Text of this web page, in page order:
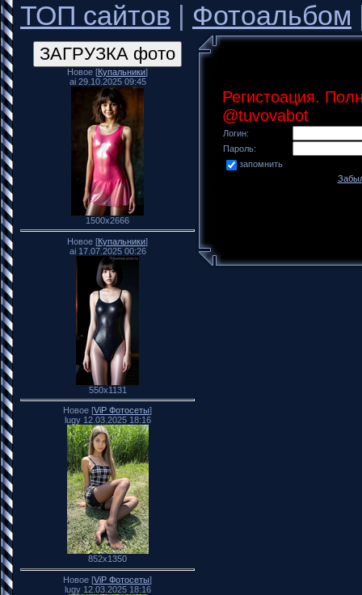
ТОП сайтов | Фотоальбом
Новое [Купальники]
ai 29.10.2025 09:45
1500x2666
Новое [Купальники]
ai 17.07.2025 00:26
550x1131
Новое [ViP Фотосеты]
lugy 12.03.2025 18:16
852x1350
Новое [ViP Фотосеты]
lugy 12.03.2025 18:16
Регистоация.
@tuvovabot
Логин:
Пароль:
запомнить